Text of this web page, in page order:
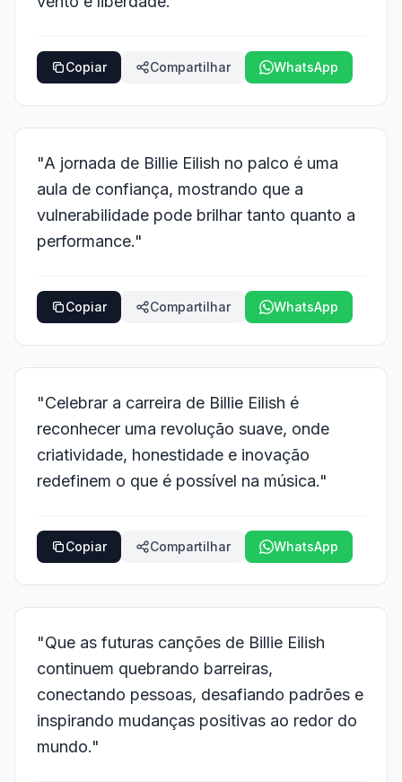
Copiar Compartilhar WhatsApp
"A jornada de Billie Eilish no palco é uma
aula de confiança, mostrando que a
vulnerabilidade pode brilhar tanto quanto a
performance."
Copiar Compartilhar WhatsApp
"Celebrar a carreira de Billie Eilish é
reconhecer uma revolução suave, onde
criatividade, honestidade e inovação
redefinem o que é possível na música."
Copiar Compartilhar WhatsApp
"Que as futuras canções de Billie Eilish
continuem quebrando barreiras,
conectando pessoas, desafiando padrões e
inspirando mudanças positivas ao redor do
mundo."